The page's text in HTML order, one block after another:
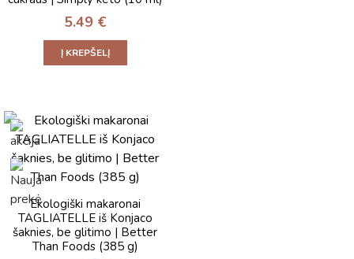
5.49 €
Į KREPŠELĮ
Ekologiški makaronai
TAGLIATELLE iš Konjaco
šaknies, be glitimo | Better
Than Foods (385 g)